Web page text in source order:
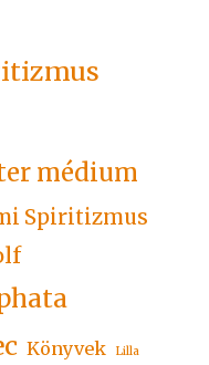
médium
Spiritizmus
Könyvek Lilla